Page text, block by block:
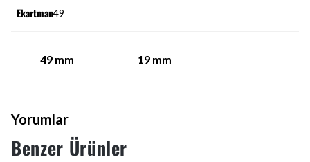
Ekartman49
49 mm 19 mm
Yorumlar
Benzer Ürünler